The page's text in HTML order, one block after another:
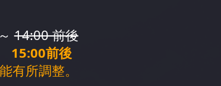
14:00 前後
後
有所調整。